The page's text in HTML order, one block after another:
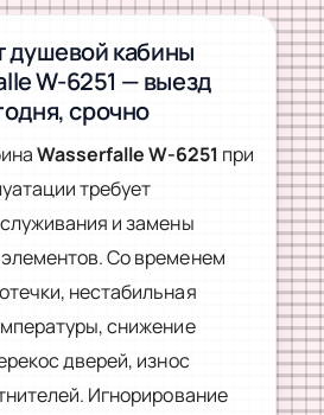
душевой кабины
W-6251 — выезд
срочно
Wasserfalle W-6251 при
требует
и замены
Со временем
нестабильная
снижение
дверей, износ
Игнорирование